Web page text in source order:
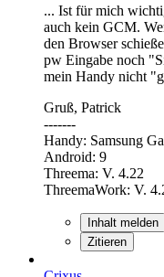
... Ist für mich
auch kein GCM.
den Browser
pw Eingabe noch
mein Handy nicht
Gruß, Patrick
-------
Handy: Samsung
Android: 9
Threema: V. 4.22
ThreemaWork: V.
Inhalt melden
Zitieren